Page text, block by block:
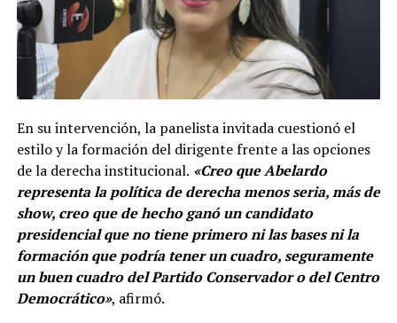
En su intervención, la panelista invitada cuestionó el
estilo y la formación del dirigente frente a las opciones
de la derecha institucional. «Creo que Abelardo
representa la política de derecha menos seria, más de
show, creo que de hecho ganó un candidato
presidencial que no tiene primero ni las bases ni la
formación que podría tener un cuadro, seguramente
un buen cuadro del Partido Conservador o del Centro
Democrático», afirmó.